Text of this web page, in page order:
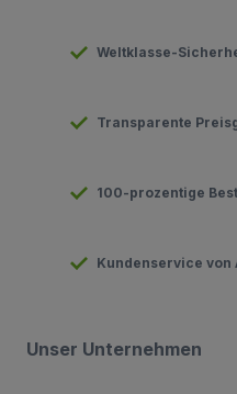
Weltklasse-
Transparente
100-prozentige
Kundenservice von
Unser Unternehmen